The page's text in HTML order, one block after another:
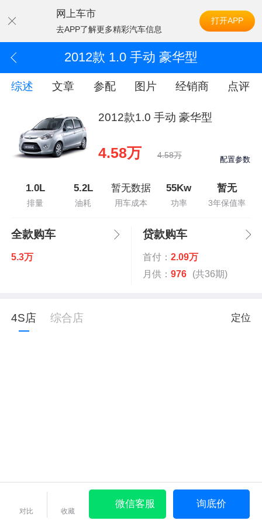
网上车市
去APP了解更多精彩汽车信息
打开APP
2012款 1.0 手动 豪华型
综述 文章 参配 图片 经销商 点评
2012款1.0 手动 豪华型
4.58万 4.58万 配置参数
1.0L
排量
5.2L
油耗
暂无数据
用车成本
55Kw
功率
暂无
3年保值率
全款购车
5.3万
贷款购车
首付： 2.09万
月供： 976 (共36期)
4S店 综合店 定位
对比 收藏
微信客服 询底价